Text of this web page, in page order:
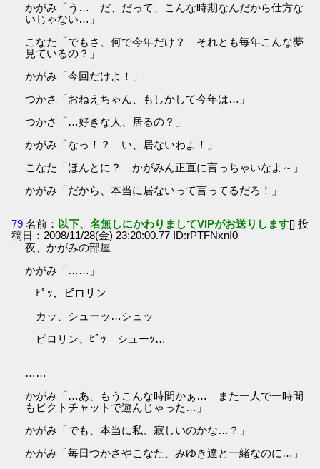
かがみ「う… だ、だって、こんな時期なんだから仕方な
いじゃない…」
こなた「でもさ、何で今年だけ？ それとも毎年こんな夢
見ているの？」
かがみ「今回だけよ！」
つかさ「おねえちゃん、もしかして今年は…」
つかさ「…好きな人、居るの？」
かがみ「なっ！？ い、居ないわよ！」
こなた「ほんとに？ かがみん正直に言っちゃいなよ～」
かがみ「だから、本当に居ないって言ってるだろ！」
79 名前： 以下、名無しにかわりましてVIPがお送りします[] 投
稿日：2008/11/28(金) 23:20:00.77 ID:rPTFNxnI0
夜、かがみの部屋――
かがみ「……」
ﾋﾟｯ、ピロリン
カッ、シューッ…シュッ
ピロリン、ﾋﾟｯ シューｯ…
……
かがみ「…あ、もうこんな時間かぁ… また一人で一時間
もピクトチャットで遊んじゃった…」
かがみ「でも、本当に私、寂しいのかな…？」
かがみ「毎日つかさやこなた、みゆき達と一緒なのに…」